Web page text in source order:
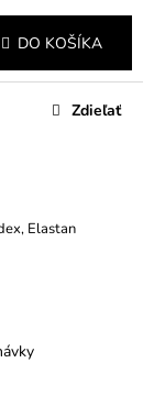
DO KOŠÍKA
Elastan
Zdieľať